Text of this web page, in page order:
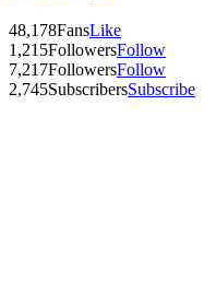
48,178FansLike
1,215FollowersFollow
7,217FollowersFollow
2,745SubscribersSubscribe